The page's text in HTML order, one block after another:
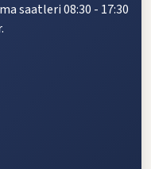
saatleri 08:30 - 17:30